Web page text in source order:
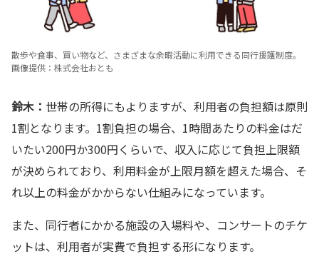
散歩や食事、買い物など、さまざまな余暇活動に利用できる同行援護制度。
画像提供：株式会社おとも
鈴木： 世帯の所得にもよりますが、利用者の負担額は原則
1割となります。1割負担の場合、1時間あたりの料金はだ
いたい200円か300円くらいで、収入に応じて負担上限額
が決められており、利用料金が上限月額を超えた場合、そ
れ以上の料金がかからない仕組みになっています。
また、同行者にかかる施設の入場料や、コンサートのチケ
ットは、利用者が実費で負担する形になります。